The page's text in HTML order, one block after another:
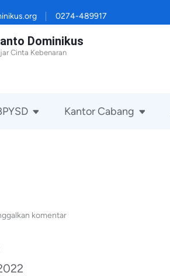
0274-489917
Dominikus
Cinta Kebenaran
Kantor Cabang
komentar